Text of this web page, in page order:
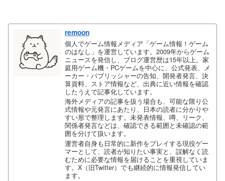
remoon
個人でゲーム情報メディア「ゲーム情報！ゲーム
のはなし」を運営しています。2009年からゲーム
ニュースを発信し、ブログ運営歴は15年以上。家
庭用ゲーム機・PCゲームを中心に、公式発表、メ
ーカー・パブリッシャーの告知、開発者発言、決
算資料、ストア情報など、出典に近い情報を確認
したうえで記事化しています。
海外メディアの記事を扱う場合も、可能な限り公
式情報や元発言にあたり、日本の読者に分かりや
すい形で整理します。未発表情報、噂、リーク、
関係者発言などは、確認できる範囲と未確認の範
囲を分けて扱います。
運営者自身も日常的に新作をプレイする現役ゲー
マーとして、読者が知りたい事実と、誤解なく読
むために必要な情報を届けることを重視していま
す。X（旧Twitter）でも継続的に情報発信してい
ます。